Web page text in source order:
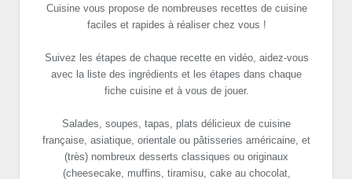
Cuisine vous propose de nombreuses recettes de cuisine
faciles et rapides à réaliser chez vous !
Suivez les étapes de chaque recette en vidéo, aidez-vous
avec la liste des ingrédients et les étapes dans chaque
fiche cuisine et à vous de jouer.
Salades, soupes, tapas, plats délicieux de cuisine
française, asiatique, orientale ou pâtisseries américaine, et
(très) nombreux desserts classiques ou originaux
(cheesecake, muffins, tiramisu, cake au chocolat,